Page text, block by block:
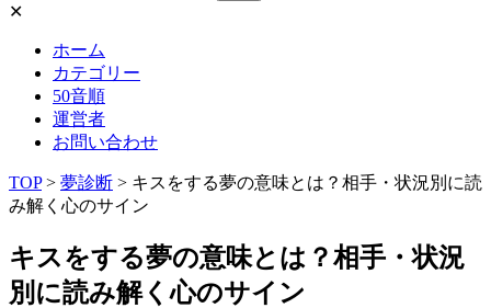
✕
ホーム
カテゴリー
50音順
運営者
お問い合わせ
TOP> 夢診断 > キスをする夢の意味とは？相手・状況別に読
み解く心のサイン
キスをする夢の意味とは？相手・状況
別に読み解く心のサイン